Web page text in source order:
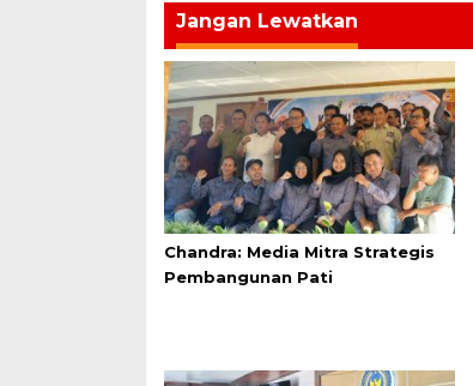
Jangan Lewatkan
Chandra: Media Mitra Strategis
Pembangunan Pati